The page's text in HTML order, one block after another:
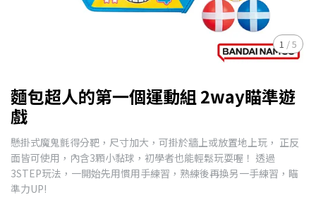
1 /5
麵包超人的第一個運動組 2way瞄準遊
戲
懸掛式魔鬼氈得分靶，尺寸加大，可掛於牆上或放置地上玩， 正反
面皆可使用，內含3顆小黏球，初學者也能輕鬆玩耍喔！ 透過
3STEP玩法，一開始先用慣用手練習，熟練後再換另一手練習，瞄
準力UP!